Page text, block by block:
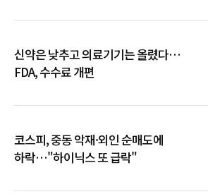
신약은 낮추고 의료기기는 올렸다…
FDA, 수수료 개편
코스피, 중동 악재·외인 순매도에
하락…"하이닉스 또 급락"